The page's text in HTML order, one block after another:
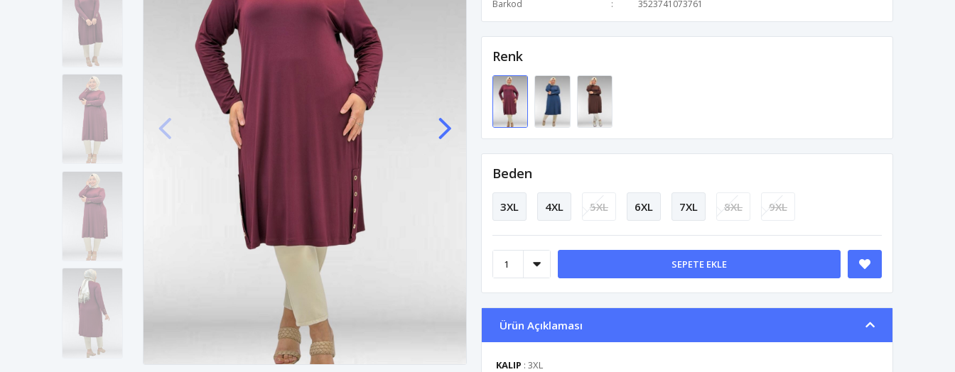
Barkod
3523741073761
Renk
Beden
3XL 4XL 5XL 6XL 7XL 8XL 9XL
SEPETE EKLE
Ürün Açıklaması
KALIP : 3XL